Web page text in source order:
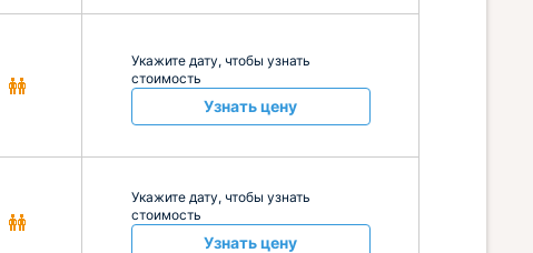
Укажите дату, чтобы узнать
стоимость
Узнать цену
Укажите дату, чтобы узнать
стоимость
Узнать цену